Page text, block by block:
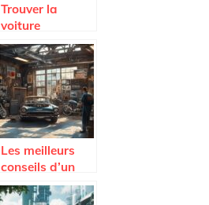
Trouver la
voiture
d’occasion
ideale a Caen :
guide des
options
disponibles
Les meilleurs
conseils d’un
blog auto pour
les amateurs de